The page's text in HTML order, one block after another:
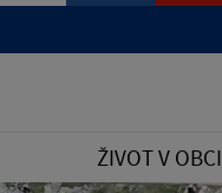
ŽIVOT V OBCI